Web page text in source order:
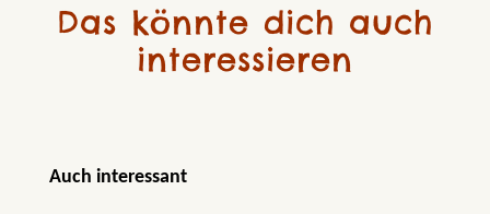
Das könnte dich auch
interessieren
Produktgalerie überspringen
Auch interessant